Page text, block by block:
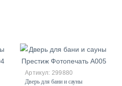
299880
Дверь для бани и сауны